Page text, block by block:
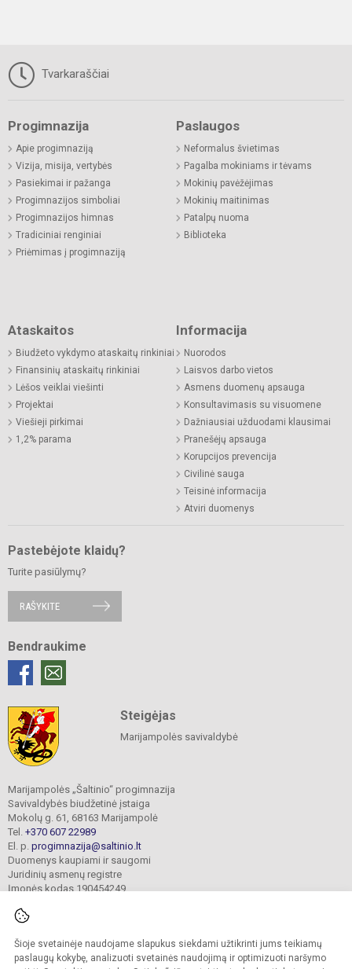
Šioje svetainėje naudojame slapukus siekdami užtikrinti jums teikiamų
paslaugų kokybę, analizuoti svetainės naudojimą ir optimizuoti naršymo
Tvarkaraščiai
Progimnazija
Apie progimnaziją
Vizija, misija, vertybės
Pasiekimai ir pažanga
Progimnazijos simboliai
Progimnazijos himnas
Tradiciniai renginiai
Priėmimas į progimnaziją
Paslaugos
Neformalus švietimas
Pagalba mokiniams ir tėvams
Mokinių pavėžėjimas
Mokinių maitinimas
Patalpų nuoma
Biblioteka
Ataskaitos
Biudžeto vykdymo ataskaitų rinkiniai
Finansinių ataskaitų rinkiniai
Lėšos veiklai viešinti
Projektai
Viešieji pirkimai
1,2% parama
Informacija
Nuorodos
Laisvos darbo vietos
Asmens duomenų apsauga
Konsultavimasis su visuomene
Dažniausiai užduodami klausimai
Pranešėjų apsauga
Korupcijos prevencija
Civilinė sauga
Teisinė informacija
Atviri duomenys
Pastebėjote klaidų?
Turite pasiūlymų?
RAŠYKITE
Bendraukime
Steigėjas
Marijampolės savivaldybė
Marijampolės „Šaltinio“ progimnazija
Savivaldybės biudžetinė įstaiga
Mokolų g. 61, 68163 Marijampolė
Tel. +370 607 22989
El. p. progimnazija@saltinio.lt
Duomenys kaupiami ir saugomi
Juridinių asmenų registre
Įmonės kodas 190454249
© 2024. Marijampolės „Šaltinio“ progimnazija. Visos teisės saugomos.
Kopijuoti turinį be raštiško gimnazijos sutikimo griežtai draudžiama.